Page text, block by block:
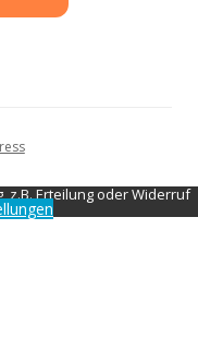
z.B. Erteilung oder Widerruf